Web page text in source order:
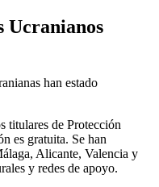
Ucranianos
han estado
titulares de Protección
es gratuita. Se han
Alicante, Valencia y
y redes de apoyo.